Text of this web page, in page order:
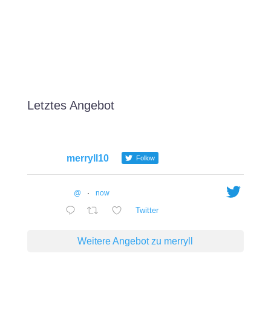
Letztes Angebot
merryll10 Follow
@ · now
Twitter
Weitere Angebot zu merryll